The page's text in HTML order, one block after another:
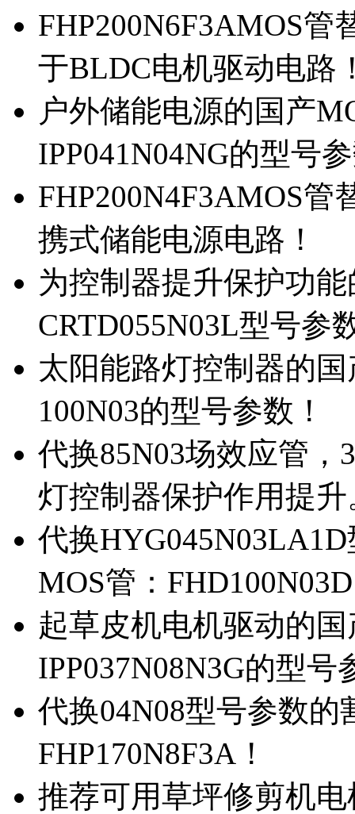
FHP200N6F3AMOS管
于BLDC电机驱动电路
户外储能电源的国产
IPP041N04NG的型号
FHP200N4F3AMOS管
携式储能电源电路！
为控制器提升保护功
CRTD055N03L型号参
太阳能路灯控制器的
100N03的型号参数！
代换85N03场效应管
灯控制器保护作用提升
代换
MOS管：
起草皮机电机驱动的
IPP037N08N3G的型号
代换04N08型号参数
FHP170N8F3A！
推荐可用草坪修剪机电